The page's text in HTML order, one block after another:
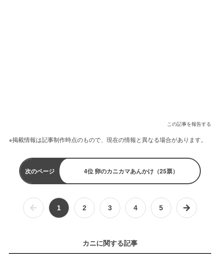
この記事を報告する
※掲載情報は記事制作時点のもので、現在の情報と異なる場合があります。
次のページ 4位 卵のカニカマあんかけ（25票）
1 2 3 4 5
カニに関する記事